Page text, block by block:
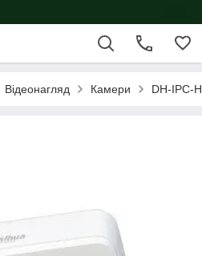
Відеонагляд Камери DH-IPC-